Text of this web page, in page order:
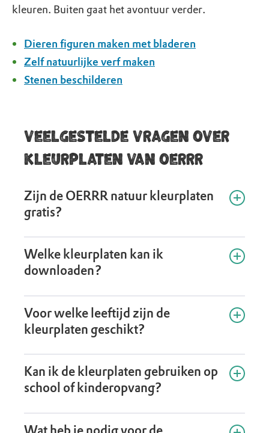
kleuren. Buiten gaat het avontuur verder.
Dieren figuren maken met bladeren
Zelf natuurlijke verf maken
Stenen beschilderen
Veelgestelde vragen over
kleurplaten van OERRR
Zijn de OERRR natuur kleurplaten
gratis?
downloaden en te printen.
Welke kleurplaten kan ik
downloaden?
winter, herfst en winter, de zomer, een
Waddeneiland, een otter en bijen.
Voor welke leeftijd zijn de
kleurplaten geschikt?
graag kleuren, maken en ontdekken. Jonge
kinderen kunnen samen met een ouder of
begeleider kleuren.
Kan ik de kleurplaten gebruiken op
school of kinderopvang?